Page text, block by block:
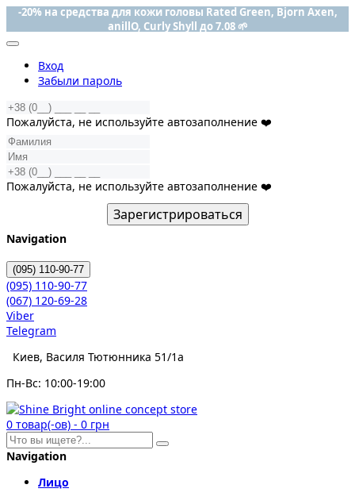
-20% на средства для кожи головы Rated Green, Bjorn Axen,
anillO, Curly Shyll до 7.08 🌱
Вход
Забыли пароль
Пожалуйста, не используйте автозаполнение ❤️
Пожалуйста, не используйте автозаполнение ❤️
Зарегистрироваться
Navigation
(095) 110-90-77
(095) 110-90-77
(067) 120-69-28
Viber
Telegram
Киев, Василя Тютюнника 51/1а
Пн-Вс: 10:00-19:00
0 товар(-ов) - 0 грн
Navigation
Лицо